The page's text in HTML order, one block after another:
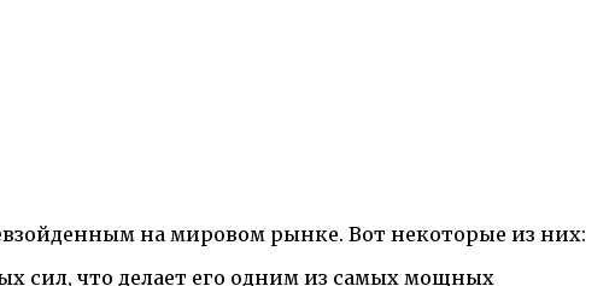
на мировом рынке. Вот некоторые из них:
сил, что делает его одним из самых мощных